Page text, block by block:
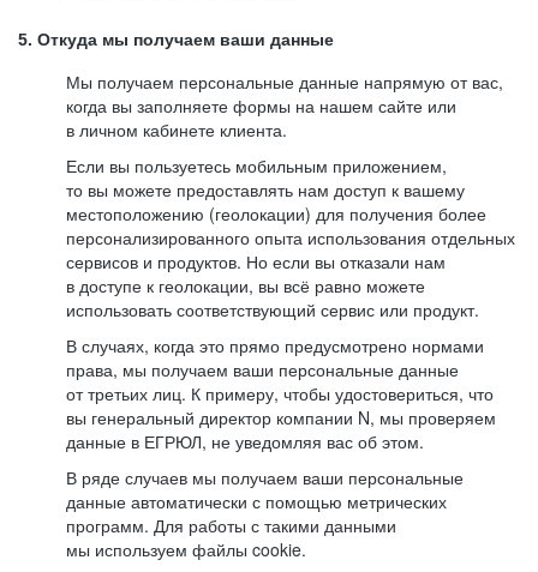
5. Откуда мы получаем ваши данные
Мы получаем персональные данные напрямую от вас,
когда вы заполняете формы на нашем сайте или
в личном кабинете клиента.
Если вы пользуетесь мобильным приложением,
то вы можете предоставлять нам доступ к вашему
местоположению (геолокации) для получения более
персонализированного опыта использования отдельных
сервисов и продуктов. Но если вы отказали нам
в доступе к геолокации, вы всё равно можете
использовать соответствующий сервис или продукт.
В случаях, когда это прямо предусмотрено нормами
права, мы получаем ваши персональные данные
от третьих лиц. К примеру, чтобы удостовериться, что
вы генеральный директор компании N, мы проверяем
данные в ЕГРЮЛ, не уведомляя вас об этом.
В ряде случаев мы получаем ваши персональные
данные автоматически с помощью метрических
программ. Для работы с такими данными
мы используем файлы cookie.